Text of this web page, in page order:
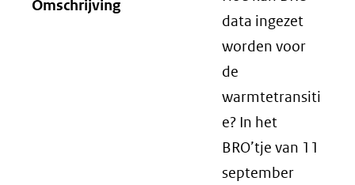
Omschrijving
data ingezet
worden voor
de
warmtetransiti
e? In het
BRO’tje van 11
september